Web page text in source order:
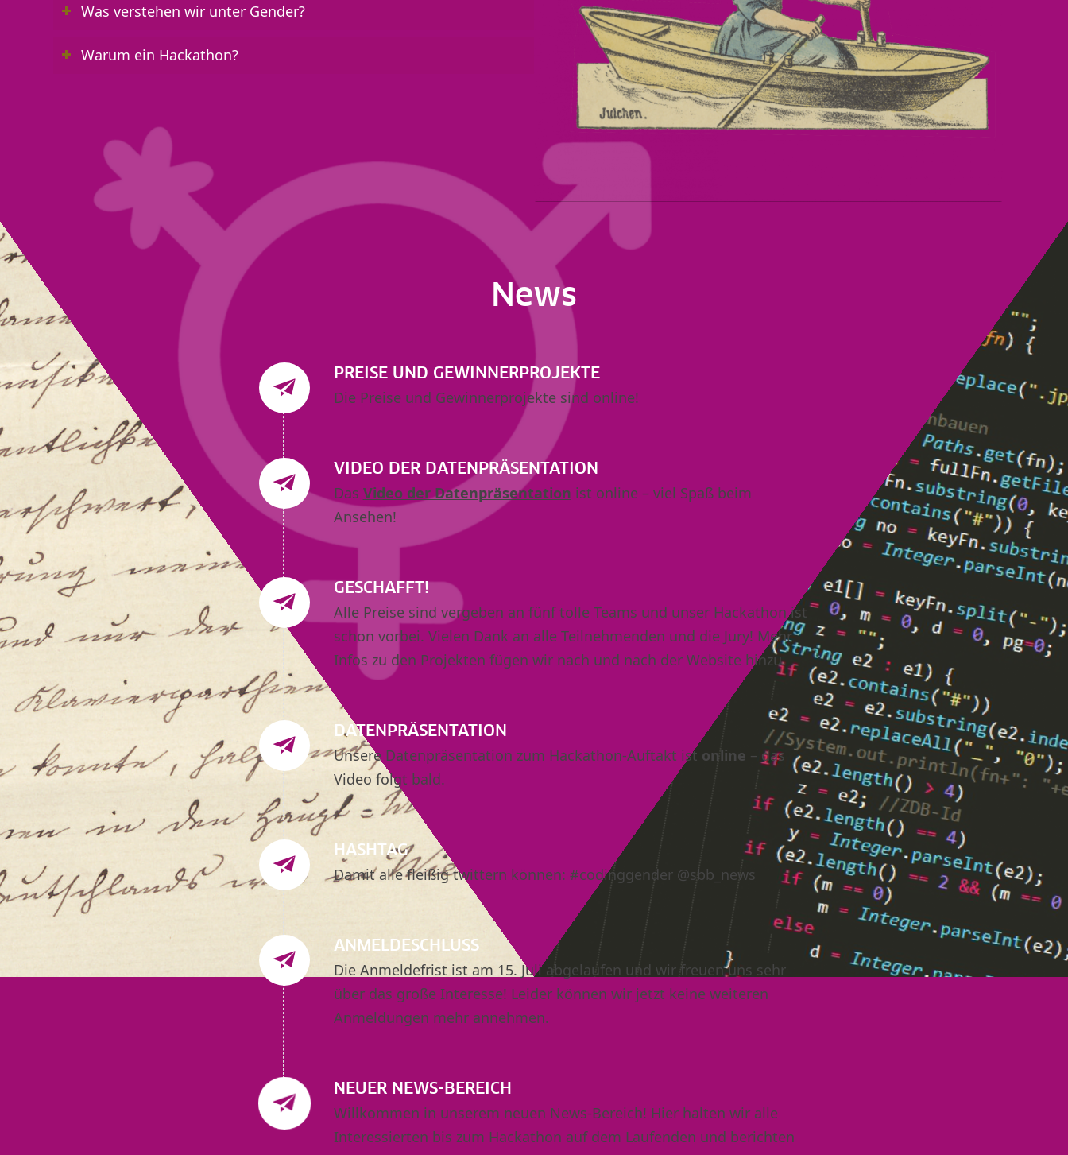
Was verstehen wir unter Gender?
Warum ein Hackathon?
News
PREISE UND GEWINNERPROJEKTE
Die Preise und Gewinnerprojekte sind online!
VIDEO DER DATENPRÄSENTATION
Das Video der Datenpräsentation ist online – viel Spaß beim
Ansehen!
GESCHAFFT!
Alle Preise sind vergeben an fünf tolle Teams und unser Hackathon ist
schon vorbei. Vielen Dank an alle Teilnehmenden und die Jury! Mehr
Infos zu den Projekten fügen wir nach und nach der Website hinzu.
DATENPRÄSENTATION
Unsere Datenpräsentation zum Hackathon-Auftakt ist online – das
Video folgt bald.
HASHTAG
Damit alle fleißig twittern können: #codinggender @sbb_news
ANMELDESCHLUSS
Die Anmeldefrist ist am 15. Juli abgelaufen und wir freuen uns sehr
über das große Interesse! Leider können wir jetzt keine weiteren
Anmeldungen mehr annehmen.
NEUER NEWS-BEREICH
Willkommen in unserem neuen News-Bereich! Hier halten wir alle
Interessierten bis zum Hackathon auf dem Laufenden und berichten